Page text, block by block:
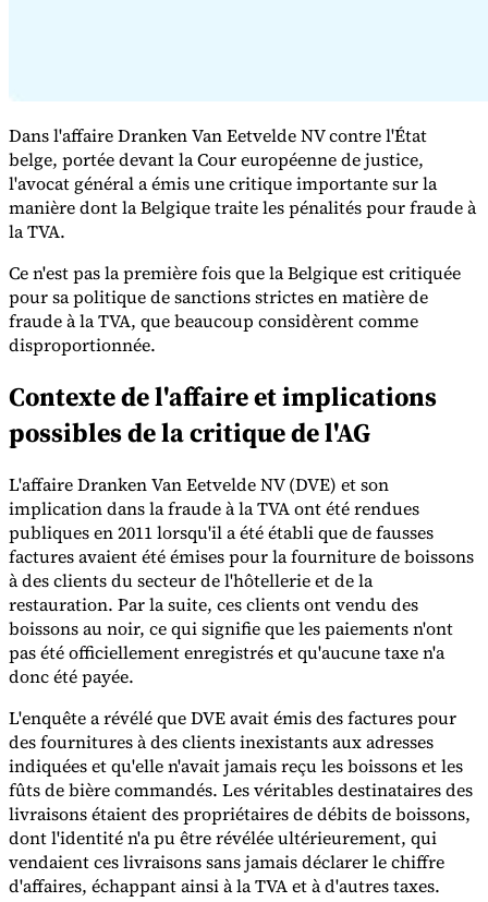
Calculateur de VATCalculateur de GSTCalculateur de taxe de
facturation électronique
Experts
Nos auteurs
Devenir contributeur Choisir un expert
Dans l'affaire Dranken Van Eetvelde NV contre l'État
belge, portée devant la Cour européenne de justice,
l'avocat général a émis une critique importante sur la
manière dont la Belgique traite les pénalités pour fraude à
la TVA.
Ce n'est pas la première fois que la Belgique est critiquée
pour sa politique de sanctions strictes en matière de
fraude à la TVA, que beaucoup considèrent comme
disproportionnée.
Contexte de l'affaire et implications
possibles de la critique de l'AG
L'affaire Dranken Van Eetvelde NV (DVE) et son
implication dans la fraude à la TVA ont été rendues
publiques en 2011 lorsqu'il a été établi que de fausses
factures avaient été émises pour la fourniture de boissons
à des clients du secteur de l'hôtellerie et de la
restauration. Par la suite, ces clients ont vendu des
boissons au noir, ce qui signifie que les paiements n'ont
pas été officiellement enregistrés et qu'aucune taxe n'a
donc été payée.
L'enquête a révélé que DVE avait émis des factures pour
des fournitures à des clients inexistants aux adresses
indiquées et qu'elle n'avait jamais reçu les boissons et les
fûts de bière commandés. Les véritables destinataires des
livraisons étaient des propriétaires de débits de boissons,
dont l'identité n'a pu être révélée ultérieurement, qui
vendaient ces livraisons sans jamais déclarer le chiffre
d'affaires, échappant ainsi à la TVA et à d'autres taxes.